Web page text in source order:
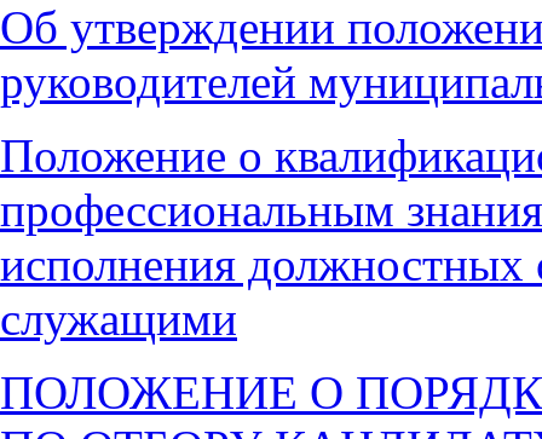
Об утверждении
руководителей
Положение о
профессиональным
исполнения
служащими
ПОЛОЖЕНИЕ О